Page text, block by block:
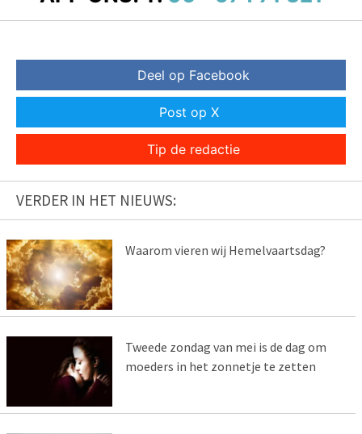
Deel op Facebook
Post op X
Tip de redactie
VERDER IN HET NIEUWS:
Waarom vieren wij Hemelvaartsdag?
Tweede zondag van mei is de dag om
moeders in het zonnetje te zetten